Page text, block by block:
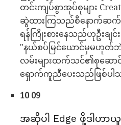
တင်းကျပ်စွာအုပ်စုများ
ဆွဲထားကြသည်စီနောက်ဆက်
ရန်ကြိုးစားနေသည်ဟုဦးချ
"နယ်စပ်မြင်ယောင်မှမဟုတ်
လမ်းများထက်သင်၏စုဆော
ရှောက်ကူညီပေးသည်ဖြစ်ပါသ
10 09
အဆိုပါ Edge ဖို့ဒါဟာယူ